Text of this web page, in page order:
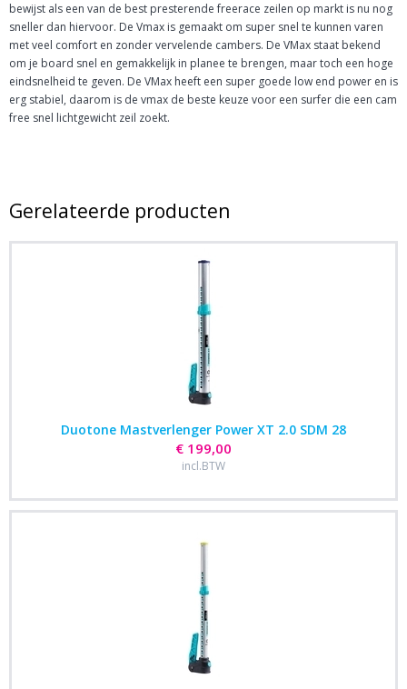
bewijst als een van de best presterende freerace zeilen op markt is nu nog
sneller dan hiervoor. De Vmax is gemaakt om super snel te kunnen varen
met veel comfort en zonder vervelende cambers. De VMax staat bekend
om je board snel en gemakkelijk in planee te brengen, maar toch een hoge
eindsnelheid te geven. De VMax heeft een super goede low end power en is
erg stabiel, daarom is de vmax de beste keuze voor een surfer die een cam
free snel lichtgewicht zeil zoekt.
Gerelateerde producten
Duotone Mastverlenger Power XT 2.0 SDM 28
€ 199,00
incl.BTW